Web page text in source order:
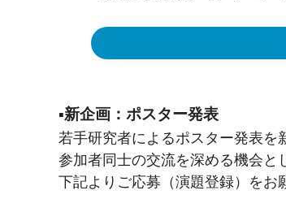
▪新企画：ポスター発表
若手研究者によるポスター発表を
参加者同士の交流を深める機会と
下記よりご応募（演題登録）をお